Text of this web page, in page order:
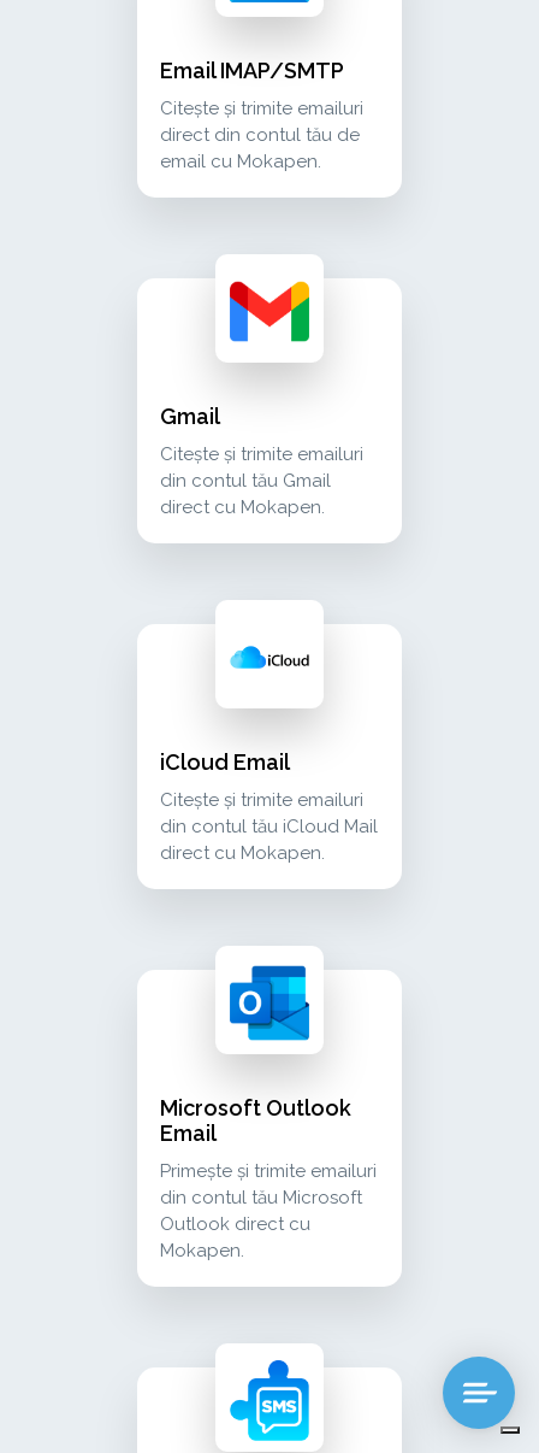
Email IMAP/SMTP
Citește și trimite emailuri
direct din contul tău de
email cu Mokapen.
gmail citește și trimite emailuri din contul tău
communication
Gmail
Citește și trimite emailuri
din contul tău Gmail
direct cu Mokapen.
icloud email citește și trimite emailuri din
communication
iCloud Email
Citește și trimite emailuri
din contul tău iCloud Mail
direct cu Mokapen.
microsoft outlook email primește și trimite
communication
Microsoft Outlook
Email
Primește și trimite emailuri
din contul tău Microsoft
Outlook direct cu
Mokapen.
sms send sms to your contacts and manage
communication